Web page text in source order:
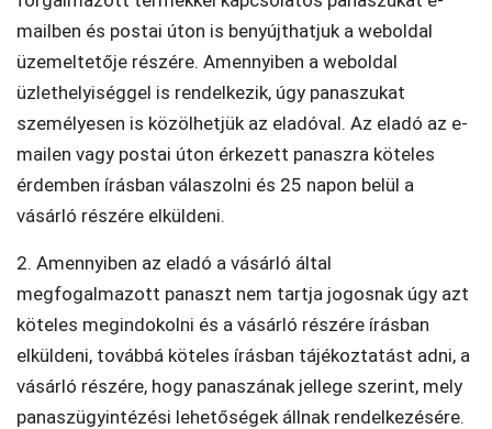
mailben és postai úton is benyújthatjuk a weboldal
üzemeltetője részére. Amennyiben a weboldal
üzlethelyiséggel is rendelkezik, úgy panaszukat
személyesen is közölhetjük az eladóval. Az eladó az e-
mailen vagy postai úton érkezett panaszra köteles
érdemben írásban válaszolni és 25 napon belül a
vásárló részére elküldeni.
2. Amennyiben az eladó a vásárló által
megfogalmazott panaszt nem tartja jogosnak úgy azt
köteles megindokolni és a vásárló részére írásban
elküldeni, továbbá köteles írásban tájékoztatást adni, a
vásárló részére, hogy panaszának jellege szerint, mely
panaszügyintézési lehetőségek állnak rendelkezésére.